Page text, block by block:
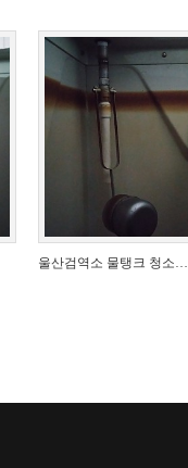
울산검역소 물탱크 청소…